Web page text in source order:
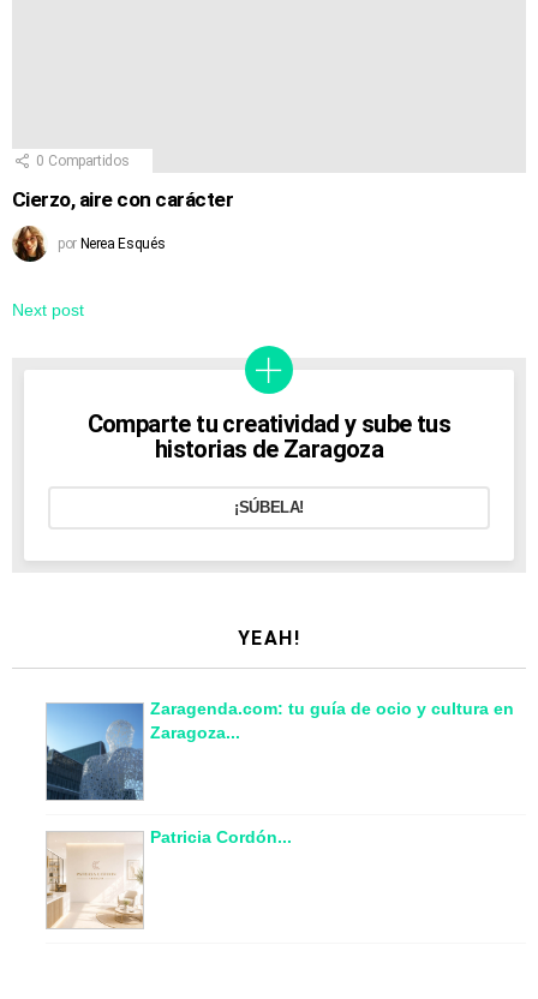
0 Compartidos
Cierzo, aire con carácter
por Nerea Esqués
Next post
Comparte tu creatividad y sube tus
historias de Zaragoza
¡SÚBELA!
YEAH!
Zaragenda.com: tu guía de ocio y cultura en
Zaragoza...
Patricia Cordón...